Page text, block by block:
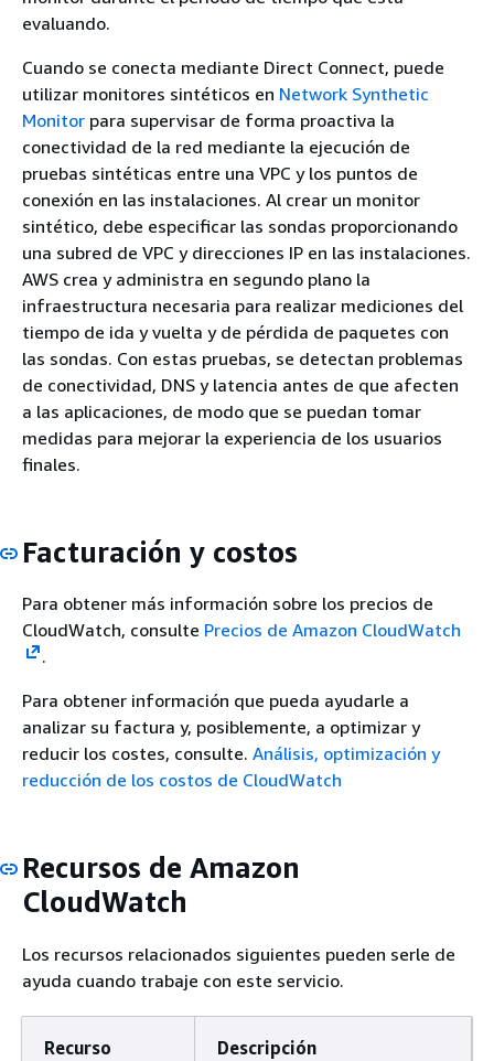
evaluando.
Cuando se conecta mediante Direct Connect, puede
utilizar monitores sintéticos en Network Synthetic
Monitor para supervisar de forma proactiva la
conectividad de la red mediante la ejecución de
pruebas sintéticas entre una VPC y los puntos de
conexión en las instalaciones. Al crear un monitor
sintético, debe especificar las sondas proporcionando
una subred de VPC y direcciones IP en las instalaciones.
AWS crea y administra en segundo plano la
infraestructura necesaria para realizar mediciones del
tiempo de ida y vuelta y de pérdida de paquetes con
las sondas. Con estas pruebas, se detectan problemas
de conectividad, DNS y latencia antes de que afecten
a las aplicaciones, de modo que se puedan tomar
medidas para mejorar la experiencia de los usuarios
finales.
Facturación y costos
Para obtener más información sobre los precios de
CloudWatch, consulte Precios de Amazon CloudWatch
.
Para obtener información que pueda ayudarle a
analizar su factura y, posiblemente, a optimizar y
reducir los costes, consulte. Análisis, optimización y
reducción de los costos de CloudWatch
Recursos de Amazon
CloudWatch
Los recursos relacionados siguientes pueden serle de
ayuda cuando trabaje con este servicio.
Recurso Descripción